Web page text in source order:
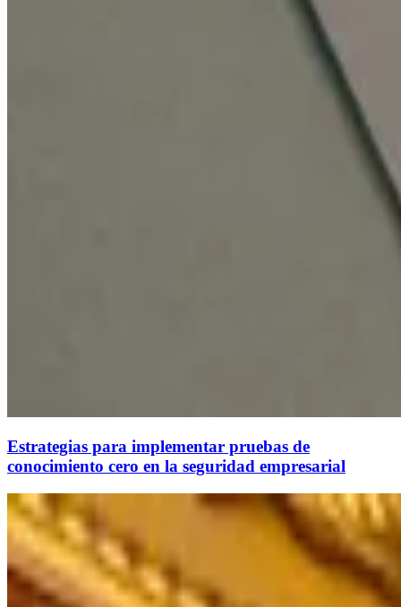
Estrategias para implementar pruebas de
conocimiento cero en la seguridad empresarial